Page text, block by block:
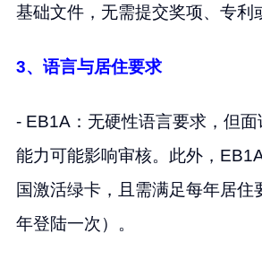
基础文件，无需提交奖项、专利
3、语言与居住要求
- EB1A：无硬性语言要求，但
能力可能影响审核。此外，
国激活绿卡，且需满足每年居住
年登陆一次）。